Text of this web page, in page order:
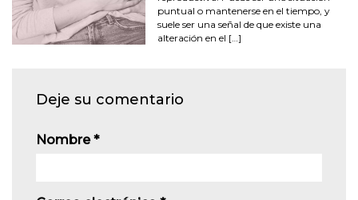
puntual o mantenerse en el tiempo, y
suele ser una señal de que existe una
alteración en el […]
Deje su comentario
Nombre*